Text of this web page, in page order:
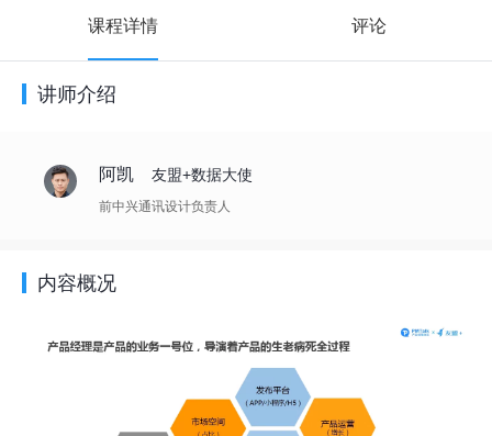
课程详情 评论
讲师介绍
阿凯 友盟+数据大使
前中兴通讯设计负责人
内容概况